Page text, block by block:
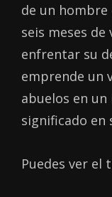
de un
seis meses
enfrentar su
emprende un
abuelos en
significado en
Puedes ver el